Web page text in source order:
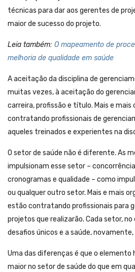
técnicas para dar aos gerentes de
maior de sucesso do projeto.
Leia também: O mapeamento de
melhoria de qualidade em saúde
A aceitação da disciplina de
muitas vezes, à aceitação do
carreira, profissão e título. Mais e
contratando profissionais de
aqueles treinados e experientes na
O setor de saúde não é diferente. As
impulsionam esse setor –
cronogramas e qualidade – como
ou qualquer outro setor. Mais e mais
estão contratando profissionais para
projetos que realizarão. Cada setor,
desafios únicos e a saúde,
Uma das diferenças é que o
maior no setor de saúde do que em